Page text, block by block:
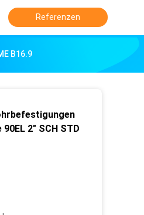
Referenzen
B16.9
2" SCH STD